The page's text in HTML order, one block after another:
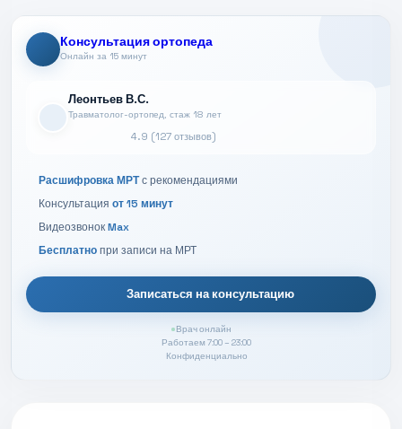
Консультация ортопеда
Онлайн за 15 минут
Леонтьев В.С.
Травматолог-ортопед, стаж 18 лет
4.9 (127 отзывов)
Расшифровка МРТс рекомендациями
Консультация от 15 минут
Видеозвонок Max
Бесплатно при записи на МРТ
Записаться на консультацию
Врач онлайн
Работаем 7:00 – 23:00
Конфиденциально